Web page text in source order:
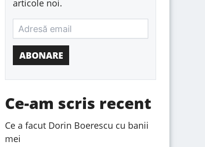
articole noi.
ABONARE
Ce-am scris recent
Ce a facut Dorin Boerescu cu banii
mei